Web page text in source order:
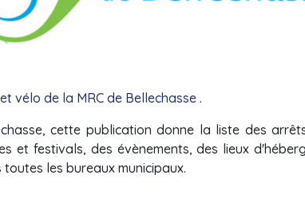
vélo de la MRC de Bellechasse.
cette publication donne la liste des
et festivals, des évènements, des lieux
les bureaux municipaux.